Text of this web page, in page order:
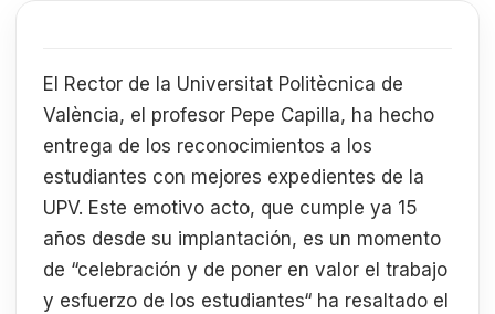
El Rector de la Universitat Politècnica de
València, el profesor Pepe Capilla, ha hecho
entrega de los reconocimientos a los
estudiantes con mejores expedientes de la
UPV. Este emotivo acto, que cumple ya 15
años desde su implantación, es un momento
de “celebración y de poner en valor el trabajo
y esfuerzo de los estudiantes“ ha resaltado el